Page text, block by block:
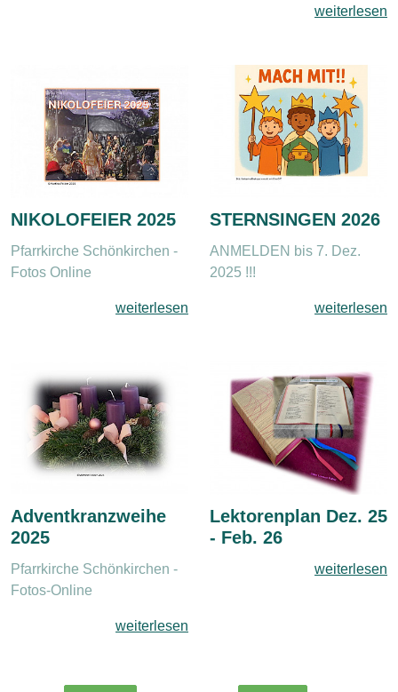
weiterlesen
NIKOLOFEIER 2025
Pfarrkirche Schönkirchen -
Fotos Online
weiterlesen
STERNSINGEN 2026
ANMELDEN bis 7. Dez.
2025 !!!
weiterlesen
Adventkranzweihe
2025
Pfarrkirche Schönkirchen -
Fotos-Online
weiterlesen
Lektorenplan Dez. 25
- Feb. 26
weiterlesen